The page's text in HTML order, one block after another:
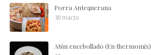
Porra Antequerana
30 marzo
Atún encebollado (En thermomix)